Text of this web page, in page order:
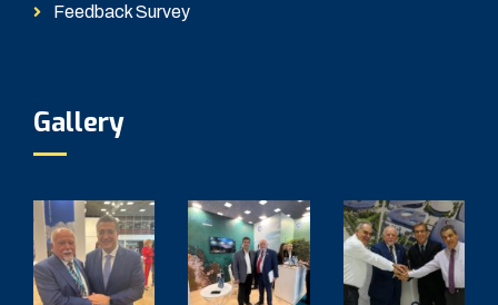
Feedback Survey
Gallery